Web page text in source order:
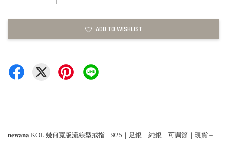
ADD TO WISHLIST
𝐧𝐞𝐰𝐚𝐧𝐚 KOL 幾何寬版流線型戒指｜925｜足銀｜純銀｜可調節｜現貨＋